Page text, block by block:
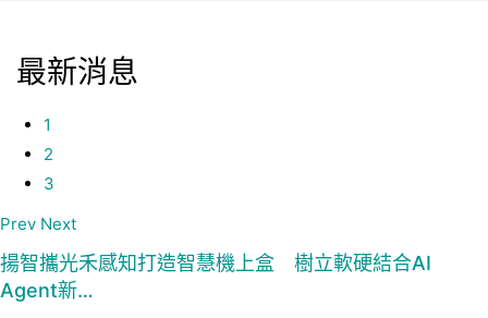
最新消息
1
2
3
Prev Next
揚智攜光禾感知打造智慧機上盒 樹立軟硬結合AI
Agent新…